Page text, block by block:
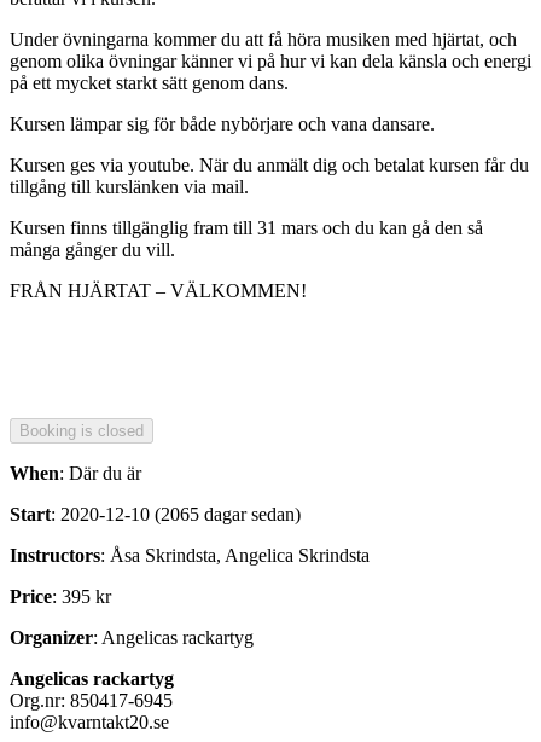
Under övningarna kommer du att få höra musiken med hjärtat, och
genom olika övningar känner vi på hur vi kan dela känsla och energi
på ett mycket starkt sätt genom dans.
Kursen lämpar sig för både nybörjare och vana dansare.
Kursen ges via youtube. När du anmält dig och betalat kursen får du
tillgång till kurslänken via mail.
Kursen finns tillgänglig fram till 31 mars och du kan gå den så
många gånger du vill.
FRÅN HJÄRTAT – VÄLKOMMEN!
When: Där du är
Start: 2020-12-10 (2065 dagar sedan)
Instructors: Åsa Skrindsta, Angelica Skrindsta
Price: 395 kr
Organizer: Angelicas rackartyg
Angelicas rackartyg
Org.nr: 850417-6945
info@kvarntakt20.se